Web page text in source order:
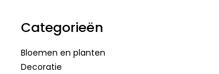
Categorieën
Bloemen en planten
Decoratie